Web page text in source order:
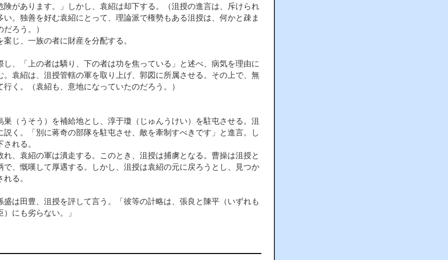
険があります。」しかし、袁紹は却下する。（沮授の進言は、斥けられ
い。独善を好む袁紹にとって、理論派で権勢もある沮授は、何かと疎ま
だろう。）
案じ、一族の者に財産を分配する。
し、「上の者は驕り、下の者は功を焦っている」と述べ、病気を理由に
。袁紹は、沮授管轄の軍を取り上げ、郭図に所属させる。その上で、無
行く。（袁紹も、意地になっていたのだろう。）
巣（うそう）を補給地とし、淳于瓊（じゅんうけい）を駐屯させる。沮
説く。「別に蒋奇の部隊を駐屯させ、敵を牽制すべきです」と進言。し
れる。
れ、袁紹の軍は潰走する。このとき、沮授は捕虜となる。曹操は沮授と
で、慨嘆して厚遇する。しかし、沮授は袁紹の元に戻ろうとし、見つか
る。
盛は田豊、沮授を評して言う。「彼等の計略は、張良と陳平（いずれも
）にも劣らない。」